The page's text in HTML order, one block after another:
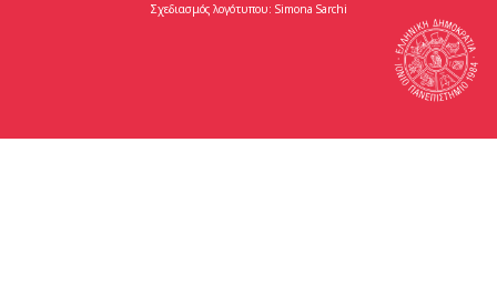
Σχεδιασμός λογότυπου: Simona Sarchi